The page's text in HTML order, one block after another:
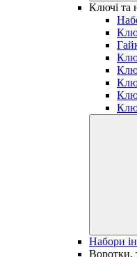
Ключі та
Набори
Воротки,